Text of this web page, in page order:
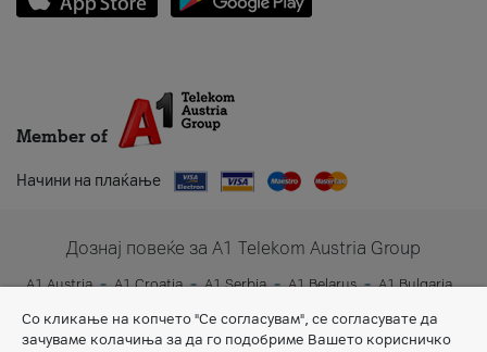
Member of
Начини на плаќање
Дознај повеќе за A1 Telekom Austria Group
A1 Austria A1 Croatia A1 Serbia A1 Belarus
A1 Bulgaria
A1 Slovenia
A1 Digital
Со кликање на копчето "Се согласувам", се согласувате да
зачуваме колачиња за да го подобриме Вашето корисничко